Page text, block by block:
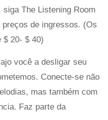
The Listening Room
de ingressos. (Os
$ 20- $ 40)
você a desligar seu
Conecte-se não
mas também com
Faz parte da